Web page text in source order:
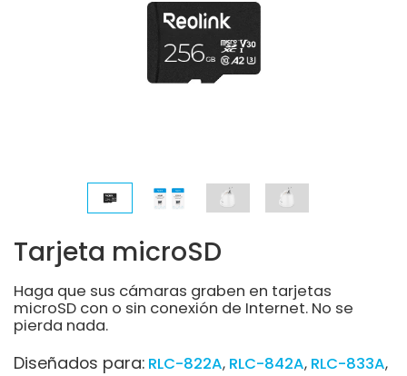
Tarjeta microSD
Haga que sus cámaras graben en tarjetas
microSD con o sin conexión de Internet. No se
pierda nada.
Diseñados para: RLC-822A RLC-842A RLC-833A